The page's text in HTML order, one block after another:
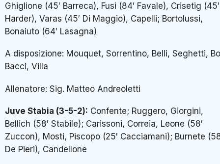
Ghiglione (45′ Barreca), Fusi (84′ Favale), Crisetig (45′
Harder), Varas (45′ Di Maggio), Capelli; Bortolussi,
Bonaiuto (64′ Lasagna)
A disposizione: Mouquet, Sorrentino, Belli, Seghetti,
Bacci, Villa
Allenatore: Sig. Matteo Andreoletti
Juve Stabia (3-5-2): Confente; Ruggero, Giorgini,
Bellich (58′ Stabile); Carissoni, Correia, Leone (58′
Zuccon), Mosti, Piscopo (25′ Cacciamani); Burnete
De Pieri), Candellone